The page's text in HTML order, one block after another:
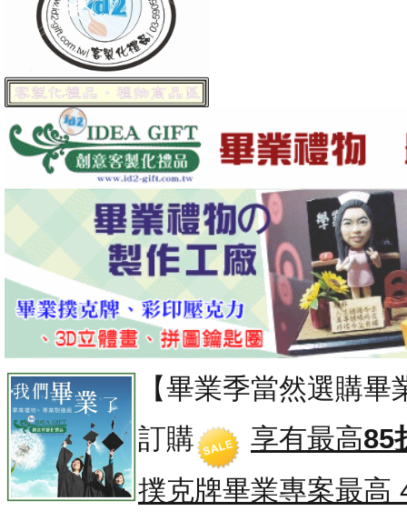
【畢業季當然選購
訂購
享有最高85
撲克牌畢業專案最高